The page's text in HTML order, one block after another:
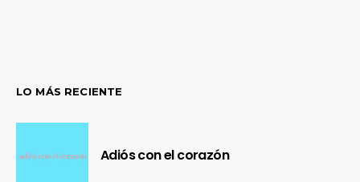
LO MÁS RECIENTE
Adiós con el corazón